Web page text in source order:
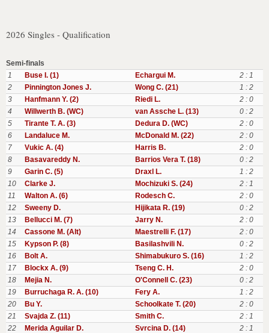
2026 Singles - Qualification
Semi-finals
1
Buse I. (1) Echargui M.
2 : 1
2
Pinnington Jones J. Wong C. (21)
1 : 2
3
Hanfmann Y. (2) Riedi L.
2 : 0
4
Willwerth B. (WC) van Assche L. (13)
0 : 2
5
Tirante T. A. (3) Dedura D. (WC)
2 : 0
6
Landaluce M. McDonald M. (22)
2 : 0
7
Vukic A. (4) Harris B.
2 : 0
8
Basavareddy N. Barrios Vera T. (18)
0 : 2
9
Garin C. (5) Draxl L.
1 : 2
10
Clarke J. Mochizuki S. (24)
2 : 1
11
Walton A. (6) Rodesch C.
2 : 0
12
Sweeny D. Hijikata R. (19)
0 : 2
13
Bellucci M. (7) Jarry N.
2 : 0
14
Cassone M. (Alt) Maestrelli F. (17)
2 : 0
15
Kypson P. (8) Basilashvili N.
0 : 2
16
Bolt A. Shimabukuro S. (16)
1 : 2
17
Blockx A. (9) Tseng C. H.
2 : 0
18
Mejia N. O'Connell C. (23)
0 : 2
19
Burruchaga R. A. (10) Fery A.
1 : 2
20
Bu Y. Schoolkate T. (20)
2 : 0
21
Svajda Z. (11) Smith C.
2 : 1
22
Merida Aguilar D. Svrcina D. (14) 2 : 1